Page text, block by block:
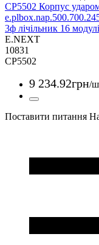
CP5502 Корпус
3ф лічільник 16
E.NEXT
10831
CP5502
9 234.92грн/
Поставити питання